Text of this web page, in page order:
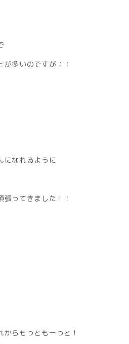
多いのですが；；
になれるように
ってきました！！
らもっともーっと！